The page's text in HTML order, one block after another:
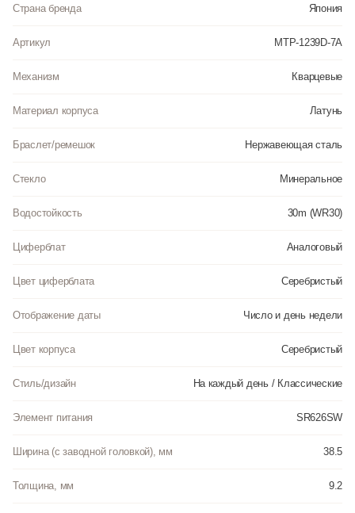
Страна бренда Япония
Артикул MTP-1239D-7A
Механизм Кварцевые
Материал корпуса Латунь
Браслет/ремешок Нержавеющая сталь
Стекло Минеральное
Водостойкость 30m (WR30)
Циферблат Аналоговый
Цвет циферблата Серебристый
Отображение даты Число и день недели
Цвет корпуса Серебристый
Стиль/дизайн На каждый день / Классические
Элемент питания SR626SW
Ширина (с заводной головкой), мм 38.5
Толщина, мм 9.2